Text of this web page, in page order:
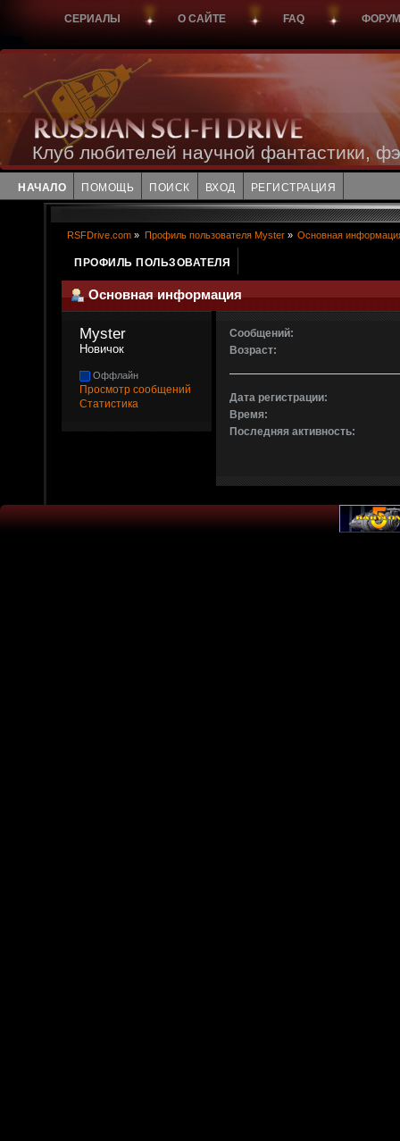
СЕРИАЛЫ О САЙТЕ FAQ ФОРУМ
Клуб любителей научной фантастики,
НАЧАЛО ПОМОЩЬ ПОИСК ВХОД РЕГИСТРАЦИЯ
RSFDrive.com » Профиль пользователя Myster» Основная
ПРОФИЛЬ ПОЛЬЗОВАТЕЛЯ
Основная информация
Myster
Новичок
Оффлайн
Просмотр сообщений
Статистика
Сообщений:
Возраст:
Дата регистрации:
Время:
Последняя активность: